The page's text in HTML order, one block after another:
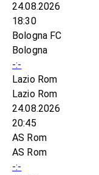
24.08.2026
18:30
Bologna FC
Bologna
-:-
Lazio Rom
Lazio Rom
24.08.2026
20:45
AS Rom
AS Rom
-:-